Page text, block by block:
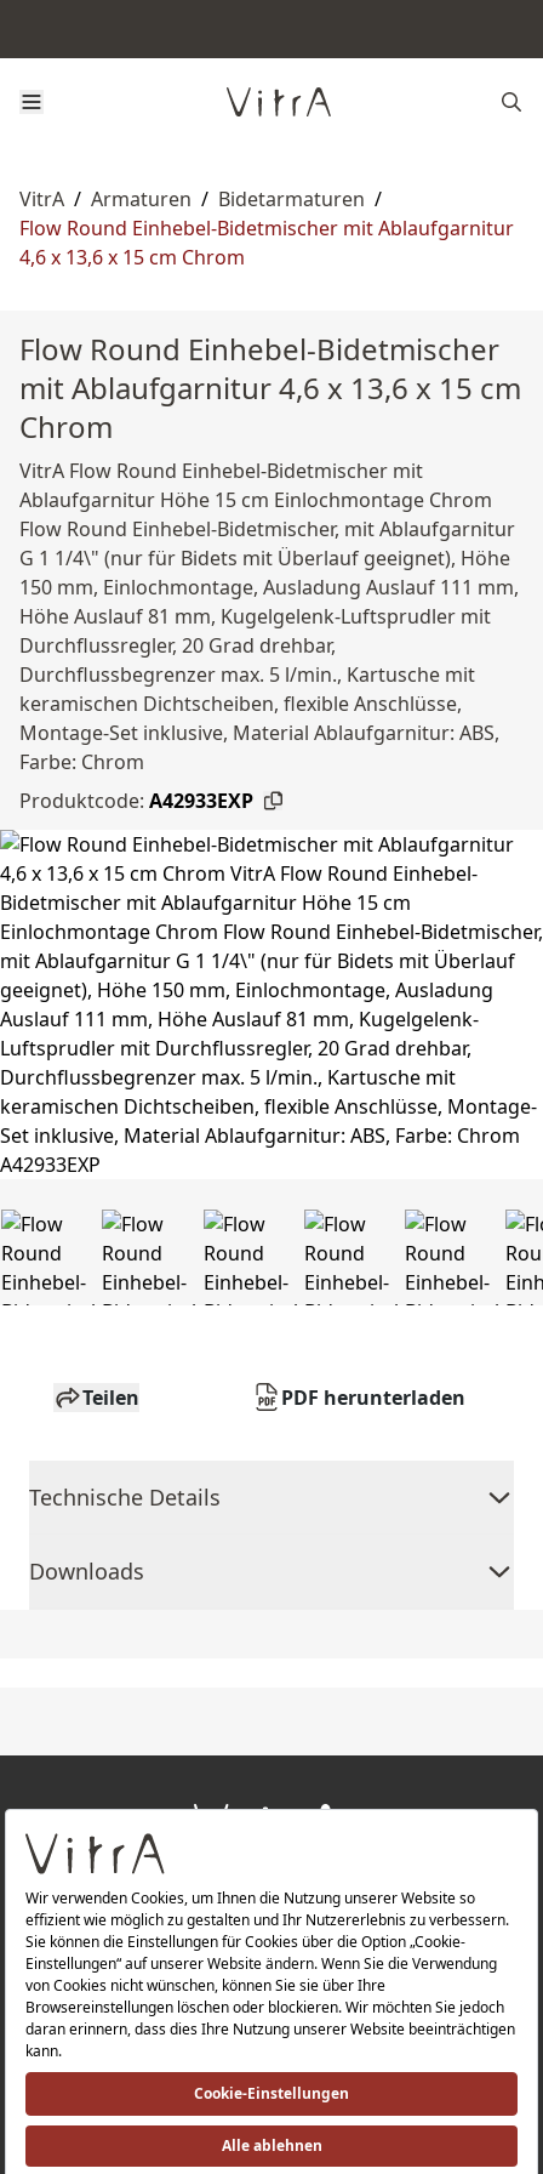
VitrA / Armaturen / Bidetarmaturen /
Flow Round Einhebel-Bidetmischer mit Ablaufgarnitur
4,6 x 13,6 x 15 cm Chrom
Flow Round Einhebel-Bidetmischer
mit Ablaufgarnitur 4,6 x 13,6 x 15 cm
Chrom
VitrA Flow Round Einhebel-Bidetmischer mit
Ablaufgarnitur Höhe 15 cm Einlochmontage Chrom
Flow Round Einhebel-Bidetmischer, mit Ablaufgarnitur
G 1 1/4\" (nur für Bidets mit Überlauf geeignet), Höhe
150 mm, Einlochmontage, Ausladung Auslauf 111 mm,
Höhe Auslauf 81 mm, Kugelgelenk-Luftsprudler mit
Durchflussregler, 20 Grad drehbar,
Durchflussbegrenzer max. 5 l/min., Kartusche mit
keramischen Dichtscheiben, flexible Anschlüsse,
Montage-Set inklusive, Material Ablaufgarnitur: ABS,
Farbe: Chrom
Produktcode: A42933EXP
Teilen PDF herunterladen
Technische Details
Downloads
ÜBER UNS
PRODUKTE